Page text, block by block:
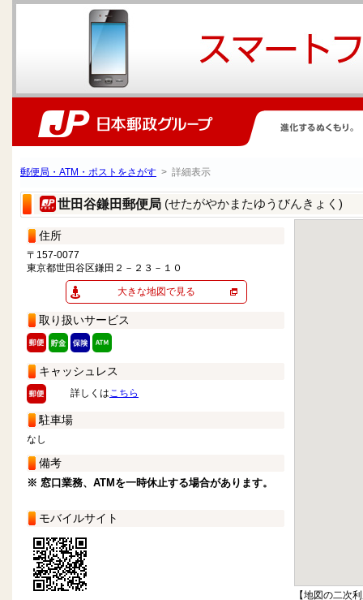
郵便局・ATM・ポストをさがす > 詳細表示
世田谷鎌田郵便局 (せたがやかまたゆうびんきょく)
住所
〒157-0077
東京都世田谷区鎌田２－２３－１０
大きな地図で見る
取り扱いサービス
キャッシュレス
詳しくはこちら
駐車場
なし
備考
※ 窓口業務、ATMを一時休止する場合があります。
モバイルサイト
【地図の二次